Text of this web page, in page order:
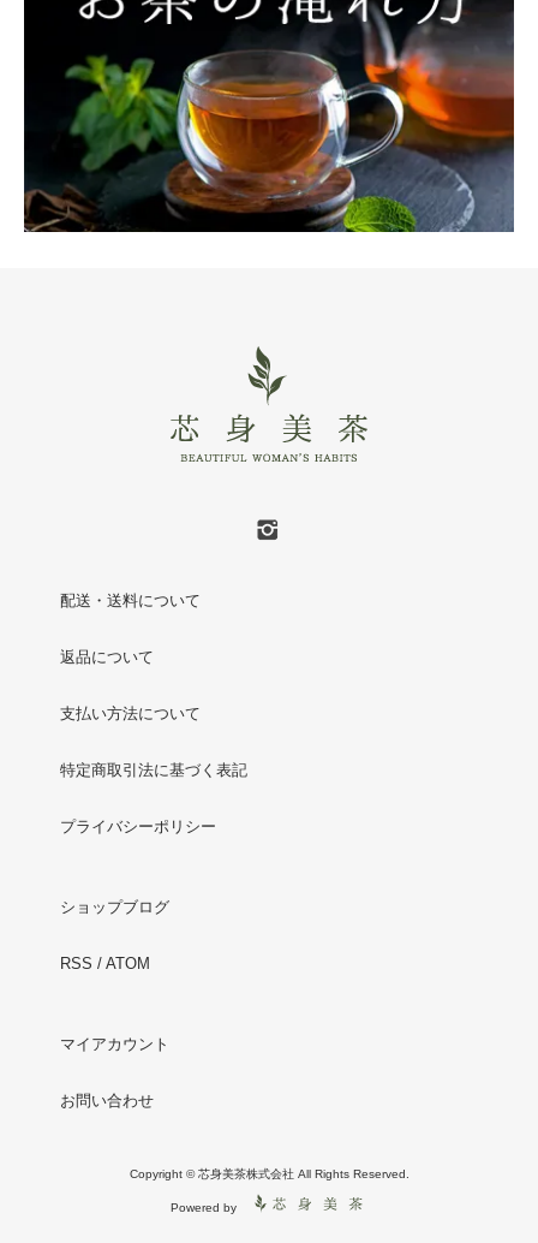
配送・送料について
返品について
支払い方法について
特定商取引法に基づく表記
プライバシーポリシー
ショップブログ
RSS / ATOM
マイアカウント
お問い合わせ
Copyright © 芯身美茶株式会社 All Rights Reserved.
Powered by